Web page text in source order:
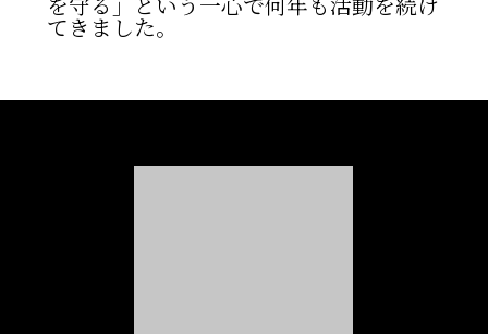
てきました。